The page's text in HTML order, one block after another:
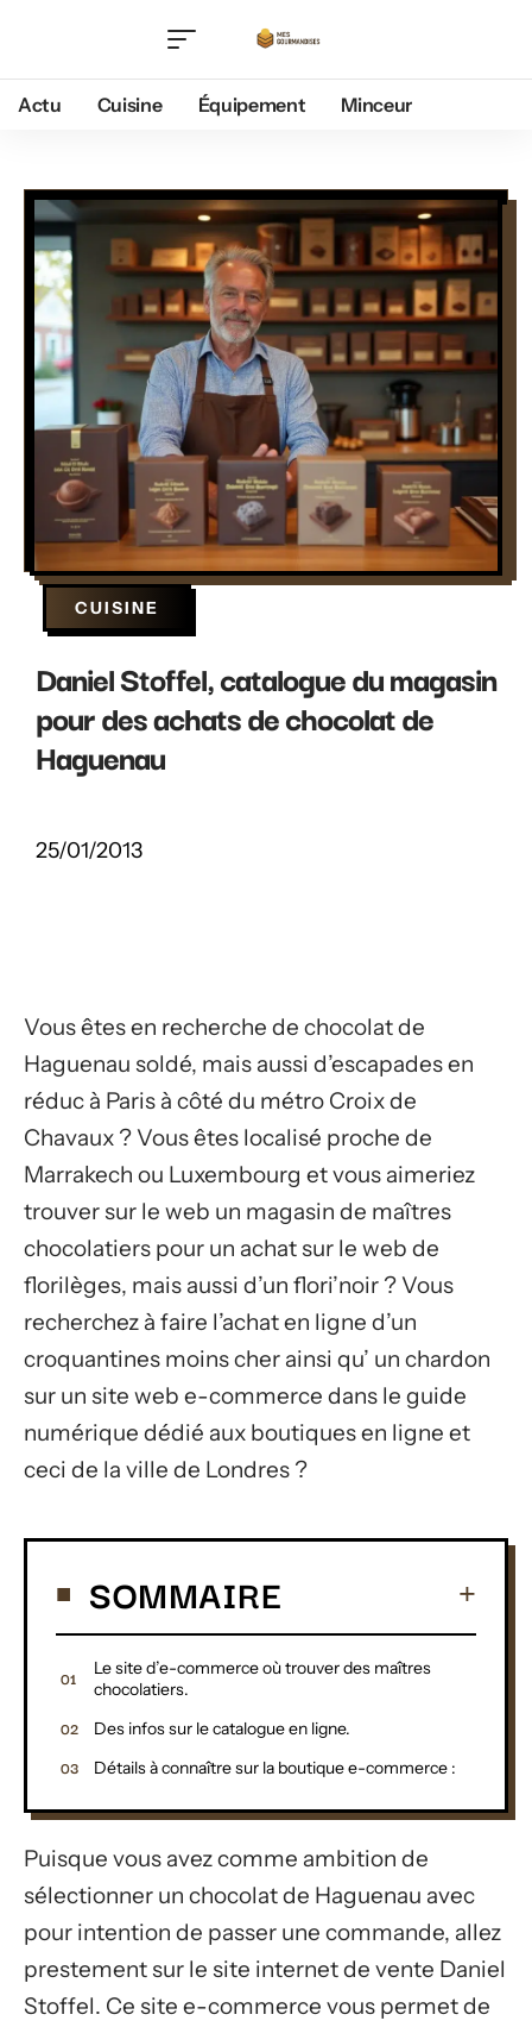
Actu Cuisine Équipement Minceur
CUISINE
Daniel Stoffel, catalogue du magasin
pour des achats de chocolat de
Haguenau
25/01/2013
Vous êtes en recherche de chocolat de
Haguenau soldé, mais aussi d’escapades en
réduc à Paris à côté du métro Croix de
Chavaux ? Vous êtes localisé proche de
Marrakech ou Luxembourg et vous aimeriez
trouver sur le web un magasin de maîtres
chocolatiers pour un achat sur le web de
florilèges, mais aussi d’un flori’noir ? Vous
recherchez à faire l’achat en ligne d’un
croquantines moins cher ainsi qu’ un chardon
sur un site web e-commerce dans le guide
numérique dédié aux boutiques en ligne et
ceci de la ville de Londres ?
SOMMAIRE
Le site d’e-commerce où trouver des maîtres
chocolatiers.
Des infos sur le catalogue en ligne.
Détails à connaître sur la boutique e-commerce :
Puisque vous avez comme ambition de
sélectionner un chocolat de Haguenau avec
pour intention de passer une commande, allez
prestement sur le site internet de vente Daniel
Stoffel. Ce site e-commerce vous permet de